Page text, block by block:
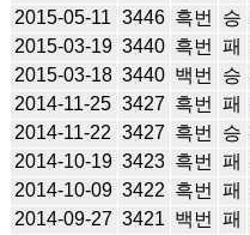
2015-05-11 3446 흑번 승
2015-03-19 3440 흑번 패
2015-03-18 3440 백번 승
2014-11-25 3427 흑번 패
2014-11-22 3427 흑번 승
2014-10-19 3423 흑번 패
2014-10-09 3422 흑번 패
2014-09-27 3421 백번 패